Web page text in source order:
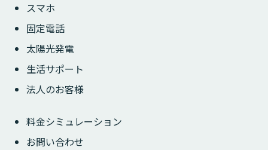
スマホ
固定電話
太陽光発電
生活サポート
法人のお客様
料金シミュレーション
お問い合わせ